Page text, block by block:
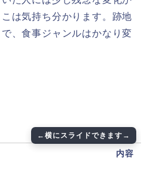
は気持ち分かります。跡地
、食事ジャンルはかなり変
内容